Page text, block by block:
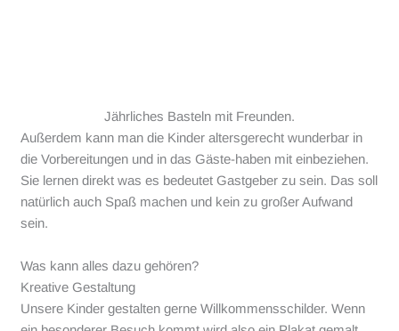
Jährliches Basteln mit Freunden.
Außerdem kann man die Kinder altersgerecht wunderbar in
die Vorbereitungen und in das Gäste-haben mit einbeziehen.
Sie lernen direkt was es bedeutet Gastgeber zu sein. Das soll
natürlich auch Spaß machen und kein zu großer Aufwand
sein.
Was kann alles dazu gehören?
Kreative Gestaltung
Unsere Kinder gestalten gerne Willkommensschilder. Wenn